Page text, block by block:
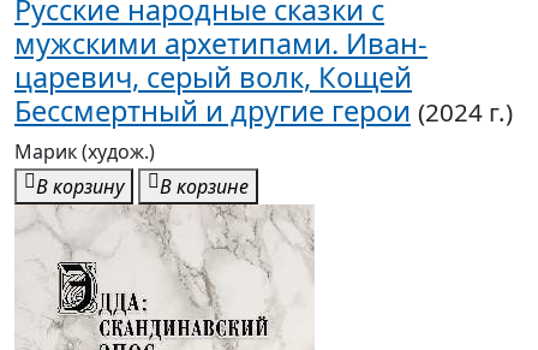
Русские народные сказки с
мужскими архетипами. Иван-
царевич, серый волк, Кощей
Бессмертный и другие герои (2024 г.)
Марик (худож.)
В корзину
В корзине